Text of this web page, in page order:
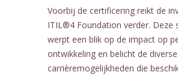
Voorbij de certificering reikt de
ITIL®4 Foundation verder. Deze
werpt een blik op de impact op
ontwikkeling en belicht de diverse
carrièremogelijkheden die